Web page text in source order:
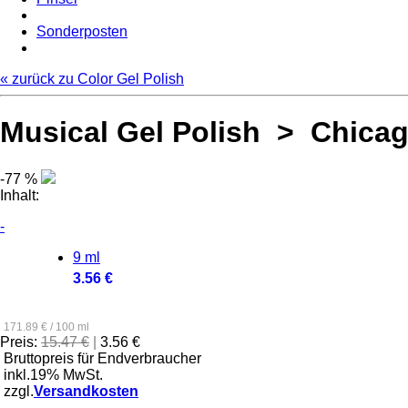
Sonderposten
« zurück zu Color Gel Polish
Musical Gel Polish >
-77 %
Inhalt:
-
9 ml
3.56 €
171.89 € / 100 ml
Preis: 15.47 €
3.56 €
Bruttopreis für Endverbraucher
inkl.19% MwSt.
zzgl.Versandkosten